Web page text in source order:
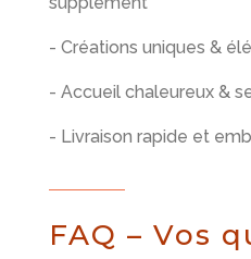
- Créations uniques &
- Accueil chaleureux &
- Livraison rapide et
FAQ – Vos